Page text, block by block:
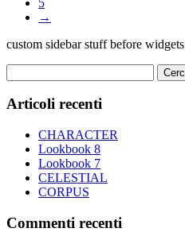
scelte
prodotto
→
custom sidebar stuff before widgets
per:
Articoli recenti
CHARACTER
Lookbook 8
Lookbook 7
CELESTIAL
CORPUS
Commenti recenti